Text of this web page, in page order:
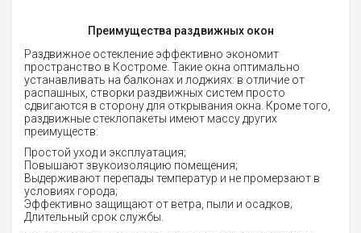
Преимущества раздвижных окон
Раздвижное остекление эффективно экономит
пространство в Костроме. Такие окна оптимально
устанавливать на балконах и лоджиях: в отличие от
распашных, створки раздвижных систем просто
сдвигаются в сторону для открывания окна. Кроме того,
раздвижные стеклопакеты имеют массу других
преимуществ:
Простой уход и эксплуатация;
Повышают звукоизоляцию помещения;
Выдерживают перепады температур и не промерзают в
условиях города;
Эффективно защищают от ветра, пыли и осадков;
Длительный срок службы.